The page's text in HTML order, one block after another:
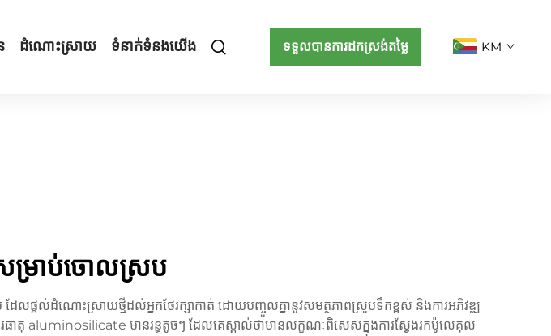
ដំណោះស្រាយ ទំនាក់ទំនងយើង ទទួលបានការដកស្រង់តម្លៃ KM
រាប់ចោលស្រប
ដែលផ្តល់ដំណោះស្រាយថ្មីដល់អ្នកថែរក្សាកាត់ ដោយបញ្ចូលគ្នានូវសមត្ថភាព​ស្រូបទឹកខ្ពស់ និង​ការ​អភិវឌ្ឍ​
រធាតុ aluminosilicate មានរន្ធតូចៗ ដែល​គេ​ស្គាល់​ថា​មាន​លក្ខណៈ​ពិសេស​ក្នុង​ការ​ស្វែងរក​ម៉ូលេគុល